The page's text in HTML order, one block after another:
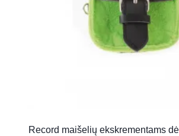
Record maišelių ekskrementams